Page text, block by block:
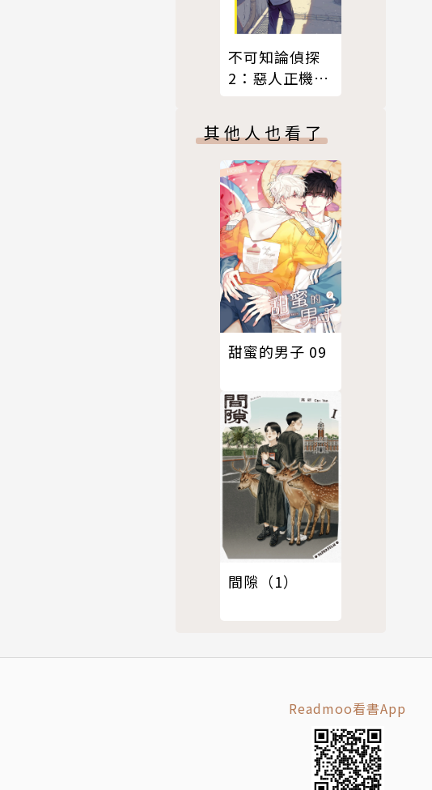
不可知論偵探
2：惡人正機篇
其他人也看了
甜蜜的男子 09
間隙（1）
Readmoo看書App